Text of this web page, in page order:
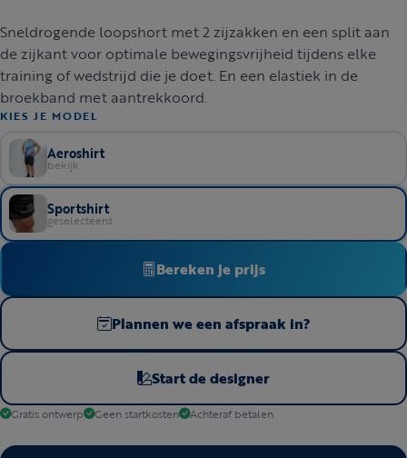
Sneldrogende loopshort met 2 zijzakken en een split aan
de zijkant voor optimale bewegingsvrijheid tijdens elke
training of wedstrijd die je doet. En een elastiek in de
broekband met aantrekkoord.
KIES JE MODEL
Aeroshirt
bekijk
Sportshirt
geselecteerd
Bereken je prijs
Plannen we een afspraak in?
Start de designer
Gratis ontwerp Geen startkosten Achteraf betalen